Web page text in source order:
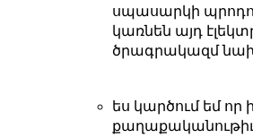
սպասարկի
կառնեն այդ
ծրագրակազմ
ես կարծում եմ որ